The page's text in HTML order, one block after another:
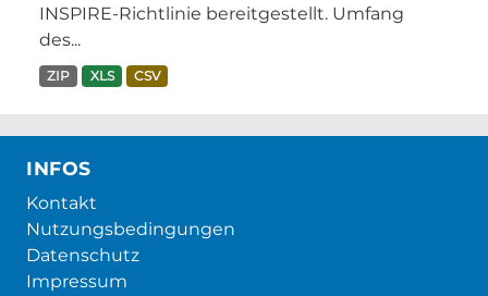
INSPIRE-Richtlinie bereitgestellt. Umfang
des...
ZIP XLS CSV
INFOS
Kontakt
Nutzungsbedingungen
Datenschutz
Impressum